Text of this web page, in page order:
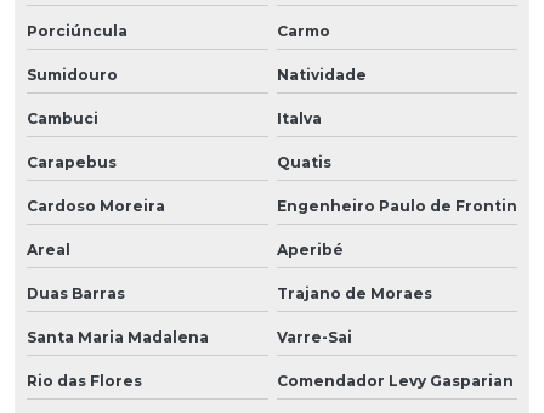
Porciúncula Carmo
Sumidouro Natividade
Cambuci Italva
Carapebus Quatis
Cardoso Moreira Engenheiro Paulo de Frontin
Areal Aperibé
Duas Barras Trajano de Moraes
Santa Maria Madalena Varre-Sai
Rio das Flores Comendador Levy Gasparian